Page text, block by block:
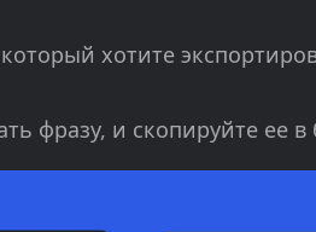
хотите
фразу, и скопируйте ее